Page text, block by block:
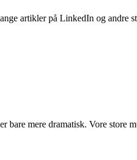
artikler på LinkedIn og andre
bare mere dramatisk. Vore